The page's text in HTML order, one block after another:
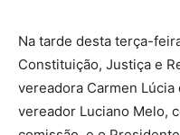
Na tarde desta terça-
Constituição, Justiça e
vereadora Carmen Lúcia
vereador Luciano Melo,